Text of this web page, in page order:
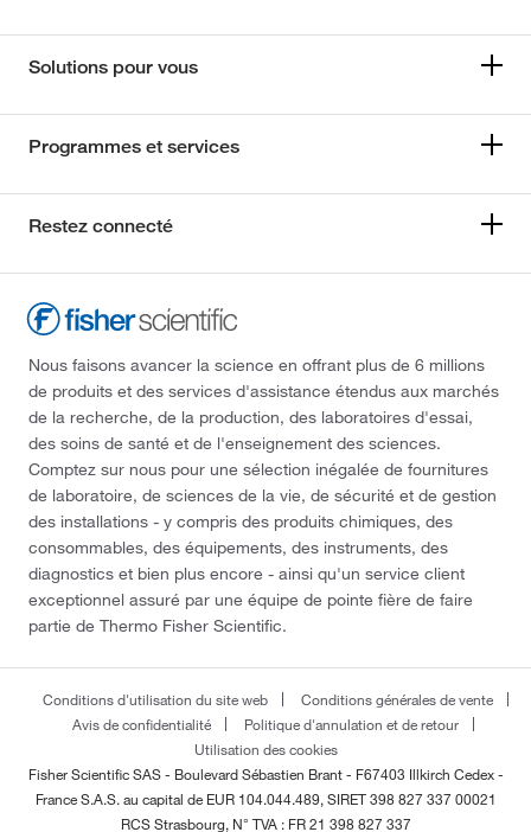
Solutions pour vous
Programmes et services
Restez connecté
Nous faisons avancer la science en offrant plus de 6 millions
de produits et des services d'assistance étendus aux marchés
de la recherche, de la production, des laboratoires d'essai,
des soins de santé et de l'enseignement des sciences.
Comptez sur nous pour une sélection inégalée de fournitures
de laboratoire, de sciences de la vie, de sécurité et de gestion
des installations - y compris des produits chimiques, des
consommables, des équipements, des instruments, des
diagnostics et bien plus encore - ainsi qu'un service client
exceptionnel assuré par une équipe de pointe fière de faire
partie de Thermo Fisher Scientific.
Conditions d'utilisation du site web
Conditions générales de vente
Avis de confidentialité
Politique d'annulation et de retour
Utilisation des cookies
Fisher Scientific SAS - Boulevard Sébastien Brant - F67403 Illkirch Cedex -
FranceS.A.S. au capital de EUR 104.044.489, SIRET 398 827 337 00021
RCS Strasbourg, N° TVA : FR 21 398 827 337